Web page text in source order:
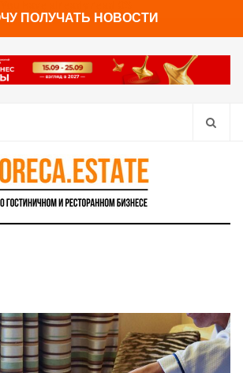
ПОЛУЧАТЬ НОВОСТИ